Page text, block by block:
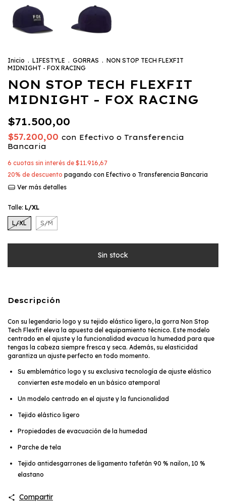
Inicio . LIFESTYLE . GORRAS . NON STOP TECH FLEXFIT
MIDNIGHT - FOX RACING
NON STOP TECH FLEXFIT
MIDNIGHT - FOX RACING
$71.500,00
$57.200,00 con Efectivo o Transferencia
Bancaria
6 cuotas sin interés de $11.916,67
20% de descuento pagando con Efectivo o Transferencia Bancaria
Ver más detalles
Talle: L/XL
L/XL S/M
Descripción
Con su legendario logo y su tejido elástico ligero, la gorra Non Stop
Tech Flexfit eleva la apuesta del equipamiento técnico. Este modelo
centrado en el ajuste y la funcionalidad evacua la humedad para que
tengas la cabeza siempre fresca y seca. Además, su elasticidad
garantiza un ajuste perfecto en todo momento.
Su emblemático logo y su exclusiva tecnología de ajuste elástico
convierten este modelo en un básico atemporal
Un modelo centrado en el ajuste y la funcionalidad
Tejido elástico ligero
Propiedades de evacuación de la humedad
Parche de tela
Tejido antidesgarrones de ligamento tafetán 90 % nailon, 10 %
elastano
Compartir